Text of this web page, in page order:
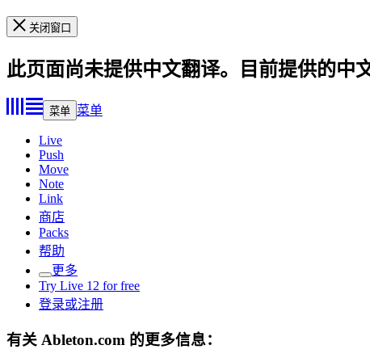
关闭窗口
此页面尚未提供中文翻译。目前提供的中
菜单 菜单
Live
Push
Move
Note
Link
商店
Packs
帮助
更多
Try Live 12 for free
登录或注册
有关 Ableton.com 的更多信息：